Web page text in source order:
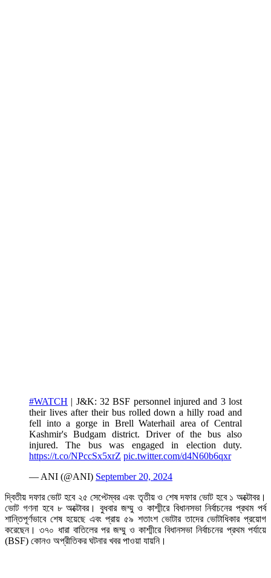
#WATCH | J&K: 32 BSF personnel injured and 3 lost
their lives after their bus rolled down a hilly road and
fell into a gorge in Brell Waterhail area of Central
Kashmir's Budgam district. Driver of the bus also
injured. The bus was engaged in election duty.
https://t.co/NPccSx5xrZ pic.twitter.com/d4N60b6qxr
— ANI (@ANI) September 20, 2024
দ্বিতীয় দফার ভোট হবে ২৫ সেপ্টেম্বর এবং তৃতীয় ও শেষ দফার ভোট হবে ১ অক্টোবর।
ভোট গণনা হবে ৮ অক্টোবর। বুধবার জম্মু ও কাশ্মীরে বিধানসভা নির্বাচনের প্রথম পর্ব
শান্তিপূর্ণভাবে শেষ হয়েছে এবং প্রায় ৫৯ শতাংশ ভোটার তাদের ভোটাধিকার প্রয়োগ
করেছেন। ৩৭০ ধারা বাতিলের পর জম্মু ও কাশ্মীরে বিধানসভা নির্বাচনের প্রথম পর্যায়ে
(BSF) কোনও অপ্রীতিকর ঘটনার খবর পাওয়া যায়নি।